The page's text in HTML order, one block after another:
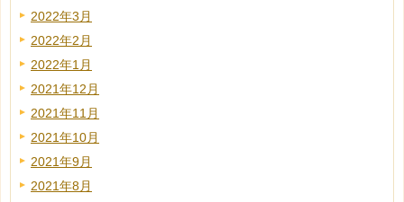
2022年3月
2022年2月
2022年1月
2021年12月
2021年11月
2021年10月
2021年9月
2021年8月